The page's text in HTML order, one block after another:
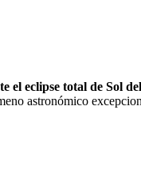
el eclipse total de Sol
astronómico